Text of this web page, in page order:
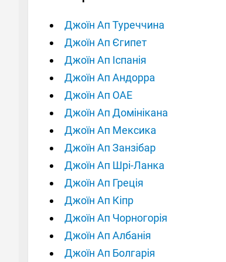
Джоїн Ап Туреччина
Джоїн Ап Єгипет
Джоїн Ап Іспанія
Джоїн Ап Андорра
Джоїн Ап ОАЕ
Джоїн Ап Домінікана
Джоїн Ап Мексика
Джоїн Ап Занзібар
Джоїн Ап Шрі-Ланка
Джоїн Ап Греція
Джоїн Ап Кіпр
Джоїн Ап Чорногорія
Джоїн Ап Албанія
Джоїн Ап Болгарія